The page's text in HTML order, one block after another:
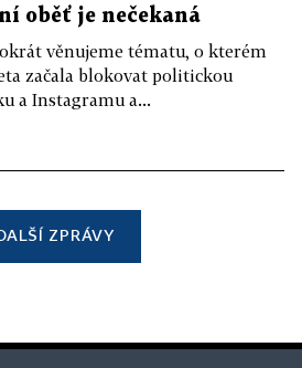
oběť je nečekaná
věnujeme tématu, o kterém
začala blokovat politickou
a Instagramu a...
ZPRÁVY